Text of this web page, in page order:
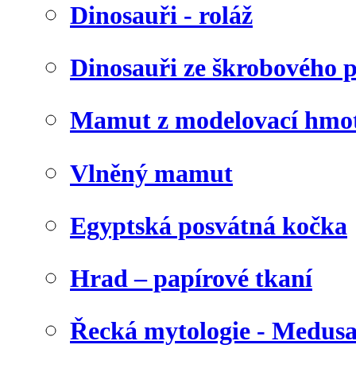
Dinosauři - roláž
Dinosauři ze škrobového
Mamut z modelovací
Vlněný mamut
Egyptská posvátná kočka
Hrad – papírové tkaní
Řecká mytologie -